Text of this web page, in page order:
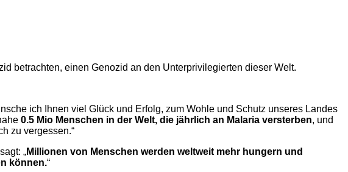
betrachten, einen Genozid an den Unterprivilegierten dieser Welt.
ich Ihnen viel Glück und Erfolg, zum Wohle und Schutz unseres Landes
0.5 Mio Menschen in der Welt, die jährlich an Malaria versterben, und
zu vergessen.“
„Millionen von Menschen werden weltweit mehr hungern und
können.“